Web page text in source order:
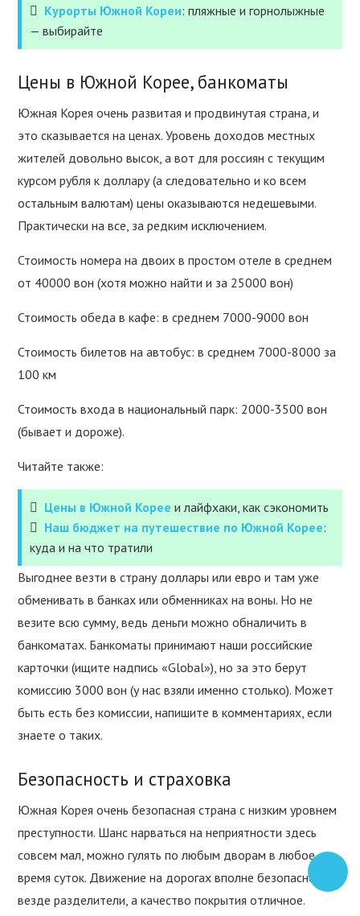
Курорты Южной Кореи: пляжные и горнолыжные
— выбирайте
Цены в Южной Корее, банкоматы
Южная Корея очень развитая и продвинутая страна, и
это сказывается на ценах. Уровень доходов местных
жителей довольно высок, а вот для россиян с текущим
курсом рубля к доллару (а следовательно и ко всем
остальным валютам) цены оказываются недешевыми.
Практически на все, за редким исключением.
Стоимость номера на двоих в простом отеле в среднем
от 40000 вон (хотя можно найти и за 25000 вон)
Стоимость обеда в кафе: в среднем 7000-9000 вон
Стоимость билетов на автобус: в среднем 7000-8000 за
100 км
Стоимость входа в национальный парк: 2000-3500 вон
(бывает и дороже).
Читайте также:
Цены в Южной Корее и лайфхаки, как сэкономить
Наш бюджет на путешествие по Южной Корее:
куда и на что тратили
Выгоднее везти в страну доллары или евро и там уже
обменивать в банках или обменниках на воны. Но не
везите всю сумму, ведь деньги можно обналичить в
банкоматах. Банкоматы принимают наши российские
карточки (ищите надпись «Global»), но за это берут
комиссию 3000 вон (у нас взяли именно столько). Может
быть есть без комиссии, напишите в комментариях, если
знаете о таких.
Безопасность и страховка
Южная Корея очень безопасная страна с низким уровнем
преступности. Шанс нарваться на неприятности здесь
совсем мал, можно гулять по любым дворам в любое
время суток. Движение на дорогах вполне безопасное,
везде разделители, а качество покрытия отличное.